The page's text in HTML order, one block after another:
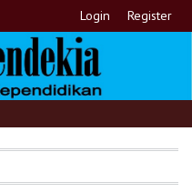
Login Register